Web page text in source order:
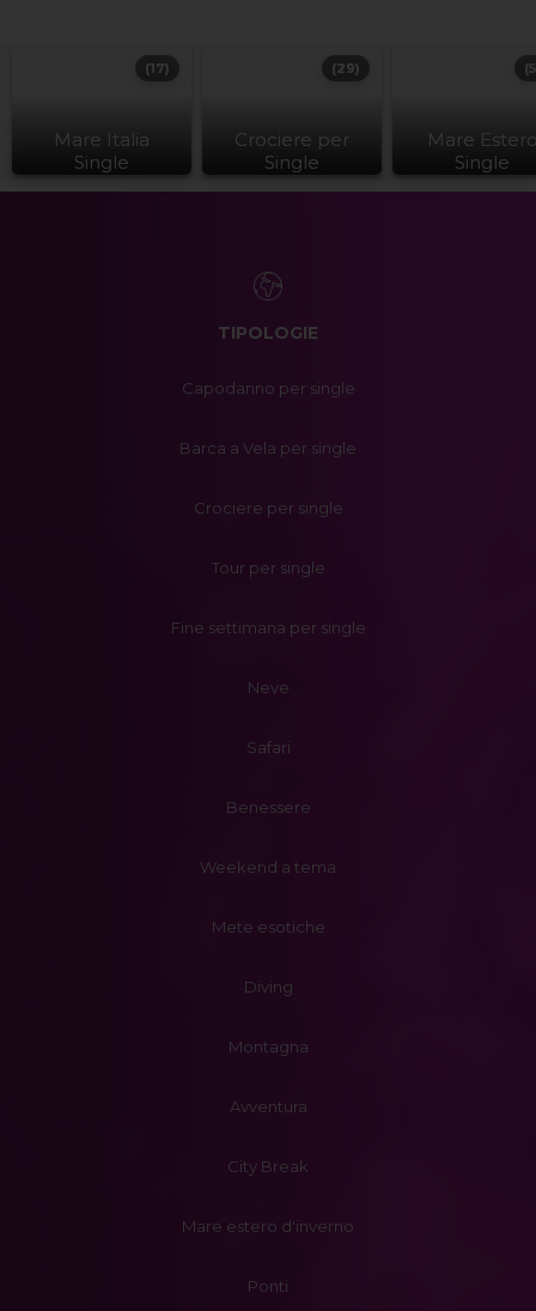
Mare Italia
Single
(17)
Crociere per
Single
(29)
Mare
Single
TIPOLOGIE
Capodanno per single
Barca a Vela per single
Crociere per single
Tour per single
Fine settimana per single
Neve
Safari
Benessere
Weekend a tema
Mete esotiche
Diving
Montagna
Avventura
City Break
Mare estero d'inverno
Ponti